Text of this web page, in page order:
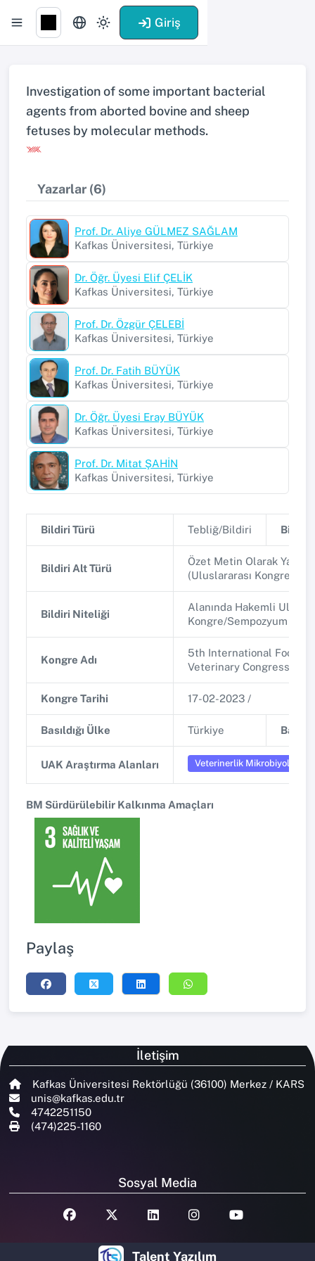
Giriş
Investigation of some important bacterial
agents from aborted bovine and sheep
fetuses by molecular methods.
Yazarlar (6)
Prof. Dr. Aliye GÜLMEZ SAĞLAM
Kafkas Üniversitesi, Türkiye
Dr. Öğr. Üyesi Elif ÇELİK
Kafkas Üniversitesi, Türkiye
Prof. Dr. Özgür ÇELEBİ
Kafkas Üniversitesi, Türkiye
Prof. Dr. Fatih BÜYÜK
Kafkas Üniversitesi, Türkiye
Dr. Öğr. Üyesi Eray BÜYÜK
Kafkas Üniversitesi, Türkiye
Prof. Dr. Mitat ŞAHİN
Kafkas Üniversitesi, Türkiye
Bildiri Türü Tebliğ/Bildiri Bildiri
Bildiri Alt Türü
Özet Metin Olarak
(Uluslararası Kongre/
Bildiri Niteliği
Alanında Hakemli
Kongre/Sempozyum
Kongre Adı
5th International Food,
Veterinary Congress
Kongre Tarihi 17-02-2023 /
Basıldığı Ülke Türkiye
UAK Araştırma Alanları Veterinerlik Mikrobiyolojisi
BM Sürdürülebilir Kalkınma Amaçları
Paylaş
İletişim
Kafkas Üniversitesi Rektörlüğü (36100) Merkez / KARS
unis@kafkas.edu.tr
4742251150
(474)225-1160
Sosyal Media
Talent Yazılım